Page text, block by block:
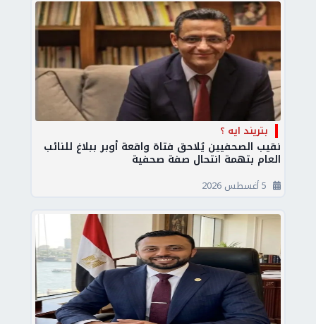
بتريند ايه ؟
نقيب الصحفيين يُلاحق فتاة واقعة أوبر ببلاغ للنائب
العام بتهمة انتحال صفة صحفية